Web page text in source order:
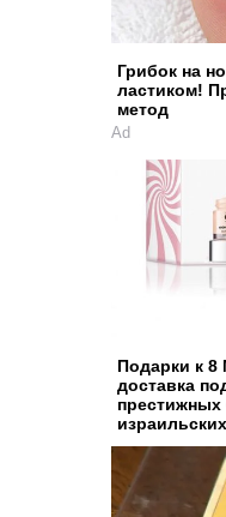
Грибок на
ластиком!
метод
Ad
Подарки к 8
доставка
престижных